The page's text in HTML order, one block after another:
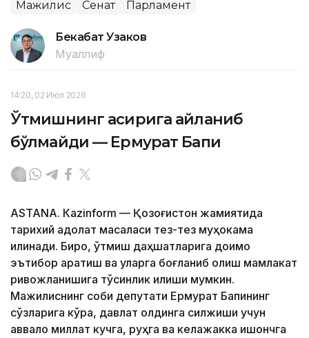
Мажилис Сенат Парламент
Бекабат Узаков
Муаллиф
14:20, 02 Июл 2026
Ўтмишнинг асирига айланиб
бўлмайди — Ермурат Бапи
ASTANА. Кazinform — Қозоғистон жамиятида
тарихий адолат масаласи тез-тез муҳокама
қилинади. Бироқ, ўтмиш даҳшатларига доимо
эътибор қаратиш ва уларга боғланиб қолиш мамлакат
ривожланишига тўсқинлик қилиши мумкин.
Мажилиснинг собиқ депутати Ермурат Бапининг
сўзларига кўра, давлат олдинга силжиши учун
аввало миллат кучга, руҳга ва келажакка ишончга